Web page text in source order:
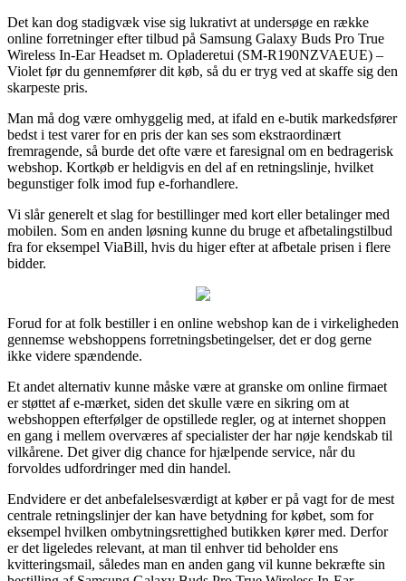
Det kan dog stadigvæk vise sig lukrativt at undersøge en række
online forretninger efter tilbud på Samsung Galaxy Buds Pro True
Wireless In-Ear Headset m. Opladeretui (SM-R190NZVAEUE) –
Violet før du gennemfører dit køb, så du er tryg ved at skaffe sig den
skarpeste pris.
Man må dog være omhyggelig med, at ifald en e-butik markedsfører
bedst i test varer for en pris der kan ses som ekstraordinært
fremragende, så burde det ofte være et faresignal om en bedragerisk
webshop. Kortkøb er heldigvis en del af en retningslinje, hvilket
begunstiger folk imod fup e-forhandlere.
Vi slår generelt et slag for bestillinger med kort eller betalinger med
mobilen. Som en anden løsning kunne du bruge et afbetalingstilbud
fra for eksempel ViaBill, hvis du higer efter at afbetale prisen i flere
bidder.
Forud for at folk bestiller i en online webshop kan de i virkeligheden
gennemse webshoppens forretningsbetingelser, det er dog gerne
ikke videre spændende.
Et andet alternativ kunne måske være at granske om online firmaet
er støttet af e-mærket, siden det skulle være en sikring om at
webshoppen efterfølger de opstillede regler, og at internet shoppen
en gang i mellem overværes af specialister der har nøje kendskab til
vilkårene. Det giver dig chance for hjælpende service, når du
forvoldes udfordringer med din handel.
Endvidere er det anbefalelsesværdigt at køber er på vagt for de mest
centrale retningslinjer der kan have betydning for købet, som for
eksempel hvilken ombytningsrettighed butikken kører med. Derfor
er det ligeledes relevant, at man til enhver tid beholder ens
kvitteringsmail, således man en anden gang vil kunne bekræfte sin